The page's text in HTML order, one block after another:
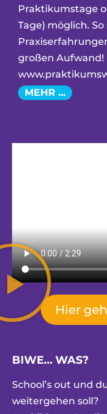
Praktikumstage
Tage) möglich.
großen Aufwand!
MEHR ...
Hier
BIWE… WAS?
School’s out und
weitergehen soll?